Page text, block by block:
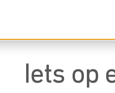
Iets op